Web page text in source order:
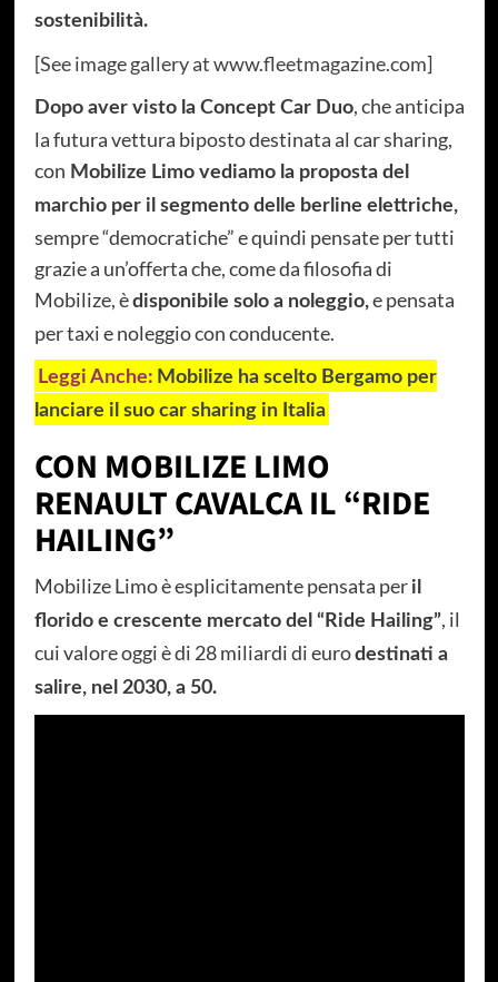
sostenibilità.
[See image gallery at www.fleetmagazine.com]
Dopo aver visto la Concept Car Duo, che anticipa
la futura vettura biposto destinata al car sharing,
con Mobilize Limo vediamo la proposta del
marchio per il segmento delle berline elettriche,
sempre “democratiche” e quindi pensate per tutti
grazie a un’offerta che, come da filosofia di
Mobilize, èdisponibile solo a noleggio,e pensata
per taxi e noleggio con conducente.
Leggi Anche: Mobilize ha scelto Bergamo per
lanciare il suo car sharing in Italia
CON MOBILIZE LIMO
RENAULT CAVALCA IL “RIDE
HAILING”
Mobilize Limo è esplicitamente pensata per il
florido e crescente mercato del “Ride Hailing”, il
cui valore oggi è di 28 miliardi di eurodestinati a
salire, nel 2030, a 50.